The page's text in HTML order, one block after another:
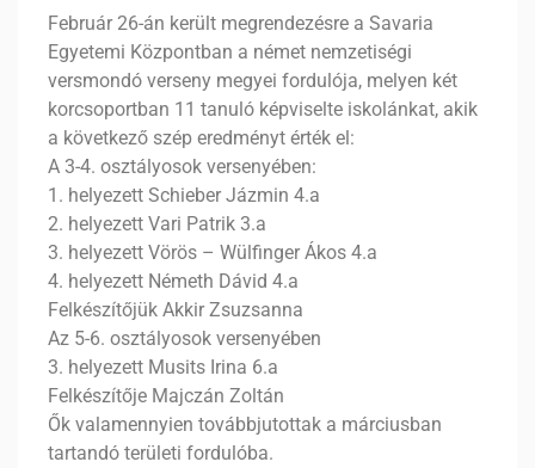
Február 26-án került megrendezésre a Savaria
Egyetemi Központban a német nemzetiségi
versmondó verseny megyei fordulója, melyen két
korcsoportban 11 tanuló képviselte iskolánkat, akik
a következő szép eredményt érték el:
A 3-4. osztályosok versenyében:
1. helyezett Schieber Jázmin 4.a
2. helyezett Vari Patrik 3.a
3. helyezett Vörös – Wülfinger Ákos 4.a
4. helyezett Németh Dávid 4.a
Felkészítőjük Akkir Zsuzsanna
Az 5-6. osztályosok versenyében
3. helyezett Musits Irina 6.a
Felkészítője Majczán Zoltán
Ők valamennyien továbbjutottak a márciusban
tartandó területi fordulóba.